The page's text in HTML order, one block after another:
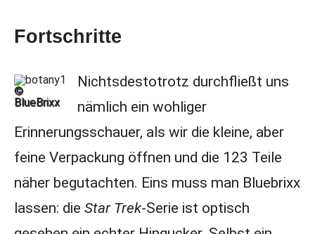
Fortschritte
©
BlueBrixx
Nichtsdestotrotz durchfließt uns
nämlich ein wohliger
Erinnerungsschauer, als wir die kleine, aber
feine Verpackung öffnen und die 123 Teile
näher begutachten. Eins muss man Bluebrixx
lassen: die Star Trek-Serie ist optisch